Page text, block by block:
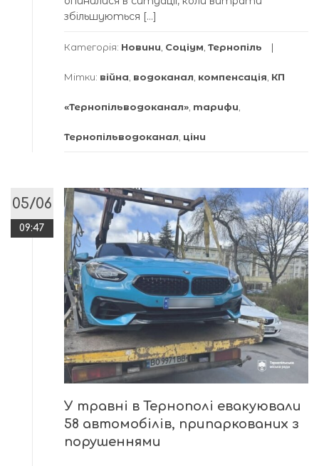
збільшуються […]
Категорія: Новини Соціум Тернопіль
Мітки: війна водоканал компенсація КП
«Тернопільводоканал» тарифи
Тернопільводоканал ціни
05/06
09:47
У травні в Тернополі евакуювали
58 автомобілів, припаркованих з
порушеннями